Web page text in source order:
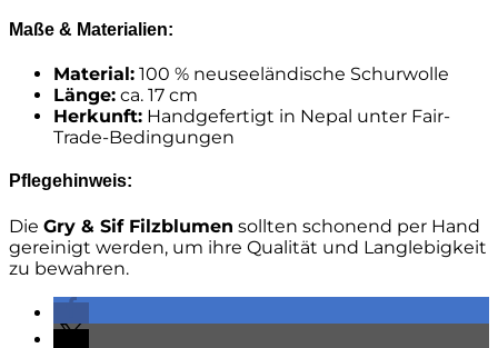
Maße & Materialien:
Material: 100 % neuseeländische Schurwolle
Länge: ca. 17 cm
Herkunft: Handgefertigt in Nepal unter Fair-
Trade-Bedingungen
Pflegehinweis:
Die Gry & Sif Filzblumen sollten schonend per Hand
gereinigt werden, um ihre Qualität und Langlebigkeit
zu bewahren.